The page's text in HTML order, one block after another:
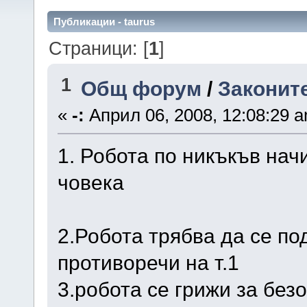
Публикации - taurus
Страници: [1]
1 Общ форум /
« -: Април 06, 2008, 12:08:29
1. Робота по никъкъв
човека
2.Робота трябва да се
противоречи на т.1
3.робота се грижи за